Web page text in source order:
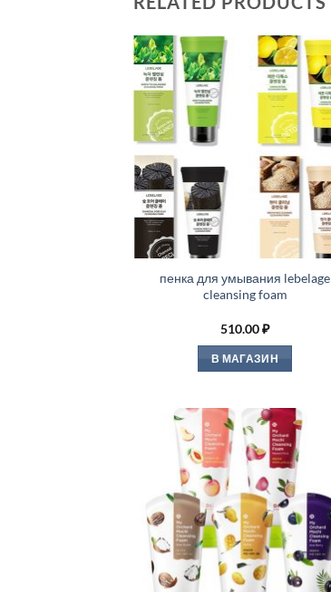
пенка для умывания lebelage
cleansing foam
510.00₽
В МАГАЗИН